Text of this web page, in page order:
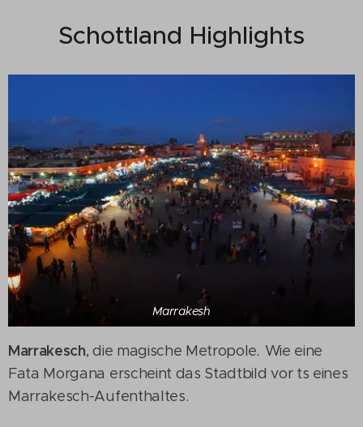
Schottland Highlights
Marrakesh
Marrakesch, die magische Metropole. Wie eine
Fata Morgana erscheint das Stadtbild vor ts eines
Marrakesch-Aufenthaltes.